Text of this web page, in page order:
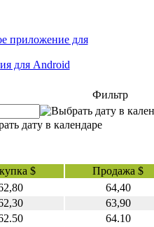
приложение для
для Android
Фильтр
$ Продажа $
64,40
63,90
64.10